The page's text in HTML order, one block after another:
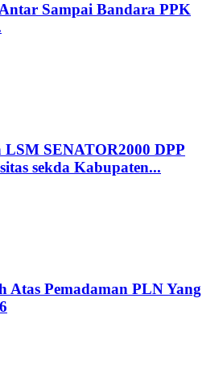
Sampai Bandara PPK
SENATOR2000 DPP
sekda Kabupaten...
Atas Pemadaman PLN Yang